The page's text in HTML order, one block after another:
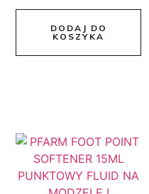
DODAJ DO
KOSZYKA